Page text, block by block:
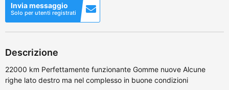
Invia messaggio
Solo per utenti registrati
Descrizione
22000 km Perfettamente funzionante Gomme nuove Alcune
righe lato destro ma nel complesso in buone condizioni